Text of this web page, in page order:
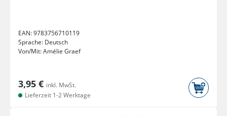
EAN:9783756710119
Sprache: Deutsch
Von/Mit:Amélie Graef
3,95 € inkl. MwSt.
Lieferzeit 1-2 Werktage